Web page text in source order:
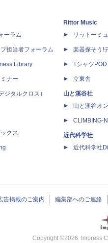
ーラム
担当者フォーラム
Library
ナー
ジタルクロス）
クス
Rittor Music
リットーミ
楽器探そう!
Tシャツ
立東舎
山と溪谷社
山と溪谷オ
CLIMBING-
近代科学社
近代科学社
告掲載のご案内 編集部へのご連絡
Copyright ©2026 Impress